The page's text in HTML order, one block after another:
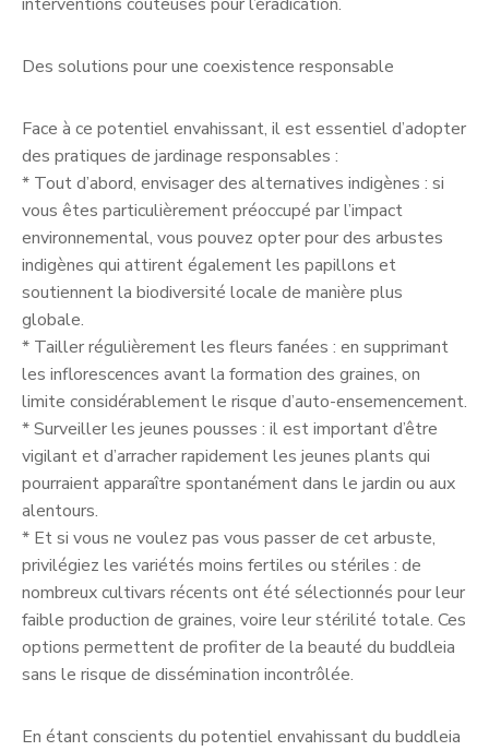
Des solutions pour une coexistence responsable
Face à ce potentiel envahissant, il est essentiel d’adopter
des pratiques de jardinage responsables :
* Tout d’abord, envisager des alternatives indigènes : si
vous êtes particulièrement préoccupé par l’impact
environnemental, vous pouvez opter pour des arbustes
indigènes qui attirent également les papillons et
soutiennent la biodiversité locale de manière plus
globale.
* Tailler régulièrement les fleurs fanées : en supprimant
les inflorescences avant la formation des graines, on
limite considérablement le risque d’auto-ensemencement.
* Surveiller les jeunes pousses : il est important d’être
vigilant et d’arracher rapidement les jeunes plants qui
pourraient apparaître spontanément dans le jardin ou aux
alentours.
* Et si vous ne voulez pas vous passer de cet arbuste,
privilégiez les variétés moins fertiles ou stériles : de
nombreux cultivars récents ont été sélectionnés pour leur
faible production de graines, voire leur stérilité totale. Ces
options permettent de profiter de la beauté du buddleia
sans le risque de dissémination incontrôlée.
En étant conscients du potentiel envahissant du buddleia